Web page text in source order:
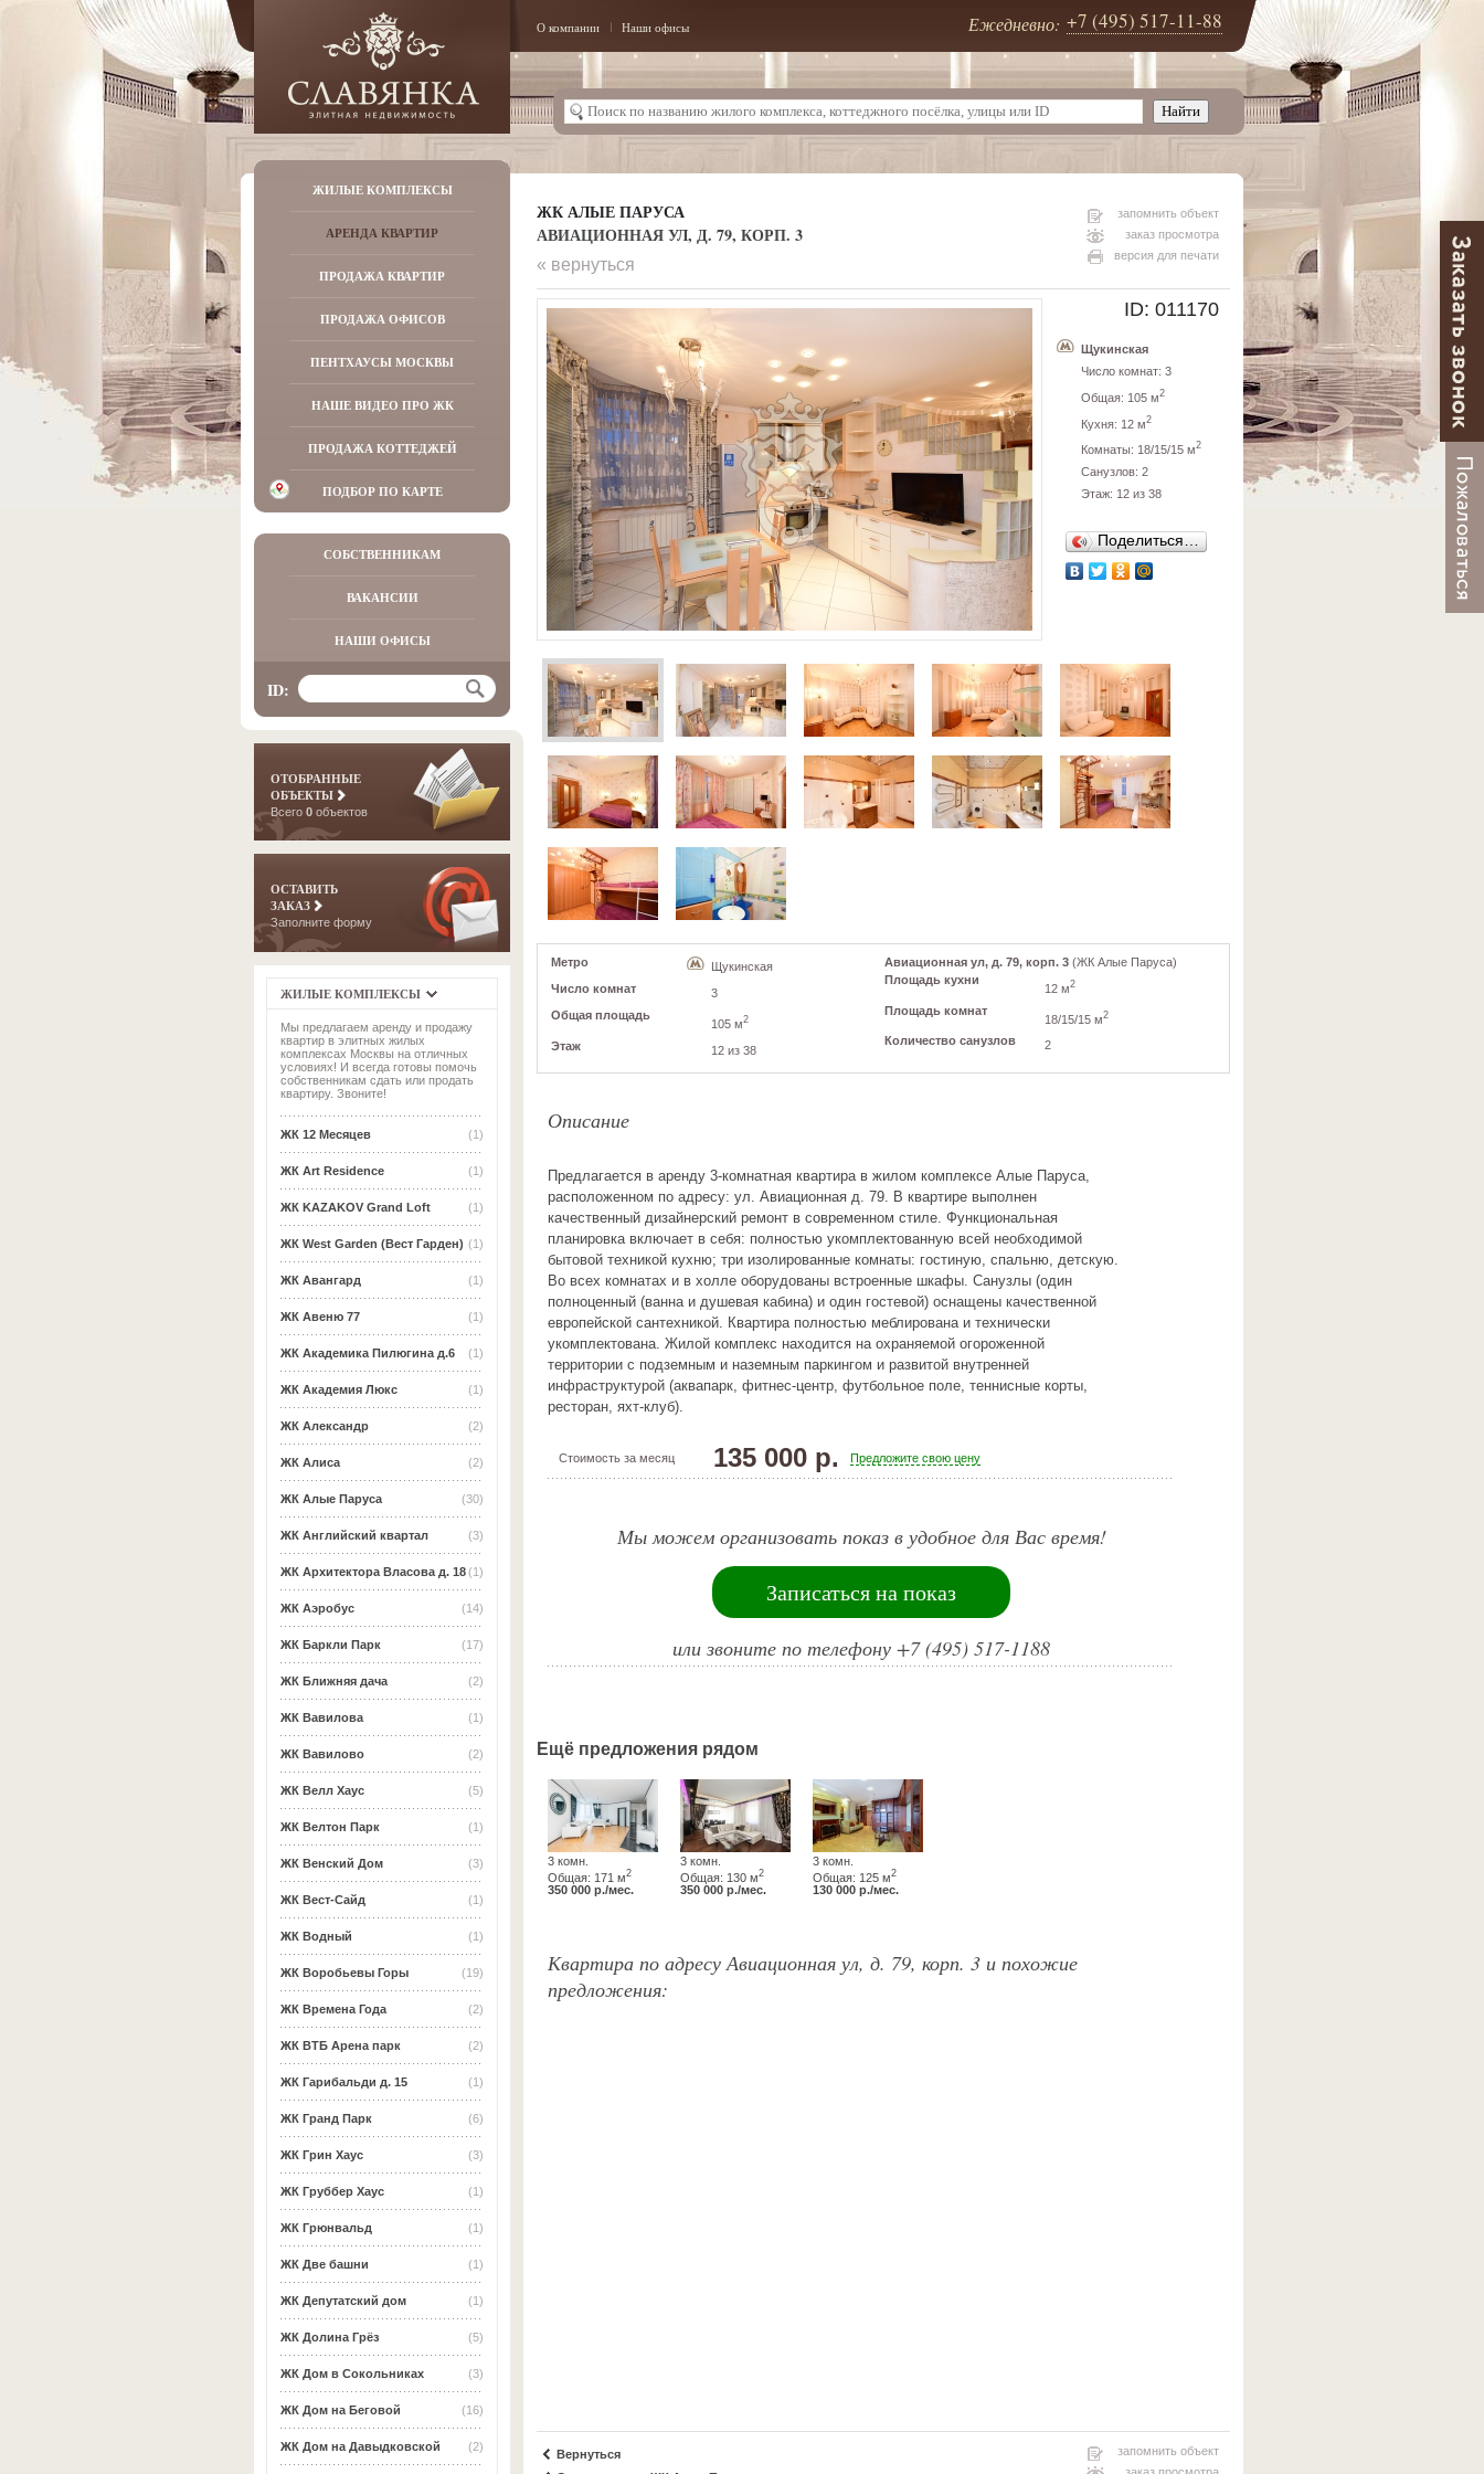
О компании Наши офисы Ежедневно: +7 (495) 517-11-88
ЖИЛЫЕ КОМПЛЕКСЫ
АРЕНДА КВАРТИР
ПРОДАЖА КВАРТИР
ПРОДАЖА ОФИСОВ
ПЕНТХАУСЫ МОСКВЫ
НАШЕ ВИДЕО ПРО ЖК
ПРОДАЖА КОТТЕДЖЕЙ
ПОДБОР ПО КАРТЕ
СОБСТВЕННИКАМ
ВАКАНСИИ
НАШИ ОФИСЫ
ID:
ОТОБРАННЫЕ
ОБЪЕКТЫ
Всего 0 объектов
ОСТАВИТЬ
ЗАКАЗ
Заполните форму
ЖИЛЫЕ КОМПЛЕКСЫ
Мы предлагаем аренду и продажу
квартир в элитных жилых
комплексах Москвы на отличных
условиях! И всегда готовы помочь
собственникам сдать или продать
квартиру. Звоните!
(1)
ЖК 12 Месяцев
(1)
ЖК Art Residence
(1)
ЖК KAZAKOV Grand Loft
(1)
ЖК West Garden (Вест Гарден)
(1)
ЖК Авангард
(1)
ЖК Авеню 77
(1)
ЖК Академика Пилюгина д.6
(1)
ЖК Академия Люкс
(2)
ЖК Александр
(2)
ЖК Алиса
(30)
ЖК Алые Паруса
(3)
ЖК Английский квартал
(1)
ЖК Архитектора Власова д. 18
(14)
ЖК Аэробус
(17)
ЖК Баркли Парк
(2)
ЖК Ближняя дача
(1)
ЖК Вавилова
(2)
ЖК Вавилово
(5)
ЖК Велл Хаус
(1)
ЖК Велтон Парк
(3)
ЖК Венский Дом
(1)
ЖК Вест-Сайд
(1)
ЖК Водный
(19)
ЖК Воробьевы Горы
(2)
ЖК Времена Года
(2)
ЖК ВТБ Арена парк
(1)
ЖК Гарибальди д. 15
(6)
ЖК Гранд Парк
(3)
ЖК Грин Хаус
(1)
ЖК Груббер Хаус
(1)
ЖК Грюнвальд
(1)
ЖК Две башни
(1)
ЖК Депутатский дом
(5)
ЖК Долина Грёз
(3)
ЖК Дом в Сокольниках
(16)
ЖК Дом на Беговой
(2)
ЖК Дом на Давыдковской
ЖК АЛЫЕ ПАРУСА
АВИАЦИОННАЯ УЛ, Д. 79, КОРП. 3
запомнить объект
заказ просмотра
версия для печати
« вернуться
ID: 011170
Щукинская
Число комнат: 3
Общая: 105 м2
Кухня: 12 м2
Комнаты: 18/15/15 м2
Санузлов: 2
Этаж: 12 из 38
Поделиться…
Метро
Щукинская
Число комнат
3
Общая площадь
105 м2
Этаж 12 из 38
Авиационная ул, д. 79, корп. 3 (ЖК Алые Паруса)
Площадь кухни
12 м2
Площадь комнат
18/15/15 м2
Количество санузлов 2
Описание
Предлагается в аренду 3-комнатная квартира в жилом комплексе Алые Паруса,
расположенном по адресу: ул. Авиационная д. 79. В квартире выполнен
качественный дизайнерский ремонт в современном стиле. Функциональная
планировка включает в себя: полностью укомплектованную всей необходимой
бытовой техникой кухню; три изолированные комнаты: гостиную, спальню, детскую.
Во всех комнатах и в холле оборудованы встроенные шкафы. Санузлы (один
полноценный (ванна и душевая кабина) и один гостевой) оснащены качественной
европейской сантехникой. Квартира полностью меблирована и технически
укомплектована. Жилой комплекс находится на охраняемой огороженной
территории с подземным и наземным паркингом и развитой внутренней
инфраструктурой (аквапарк, фитнес-центр, футбольное поле, теннисные корты,
ресторан, яхт-клуб).
Стоимость за месяц 135 000 р. Предложите свою цену
Мы можем организовать показ в удобное для Вас время!
Записаться на показ
или звоните по телефону +7 (495) 517-1188
Ещё предложения рядом
3 комн.
Общая: 171 м2
350 000 р./мес.
3 комн.
Общая: 130 м2
350 000 р./мес.
3 комн.
Общая: 125 м2
130 000 р./мес.
Квартира по адресу Авиационная ул, д. 79, корп. 3 и похожие
предложения:
Вернуться
запомнить объект